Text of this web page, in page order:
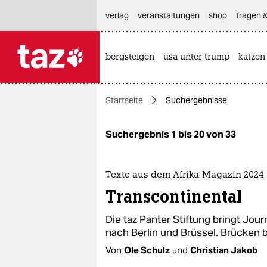
themen
politik
gesellschaft
kultur
sport
verlag
veranstaltungen shop fragen
bergsteigen usa unter trump katzen
Startseite Suchergebnisse
Suchergebnis 1 bis 20 von 33
Texte aus dem Afrika-Magazin 2024
Transcontinental
Die taz Panter Stiftung bringt
nach Berlin und Brüssel. Brücken
Von Ole Schulz und Christian Jakob